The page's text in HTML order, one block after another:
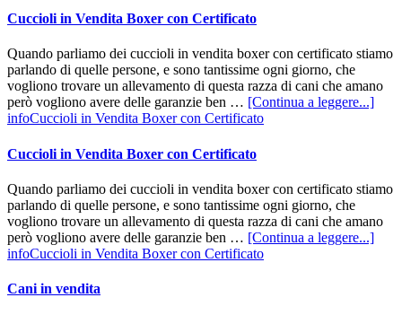
Cuccioli in Vendita Boxer con Certificato
Quando parliamo dei cuccioli in vendita boxer con certificato stiamo
parlando di quelle persone, e sono tantissime ogni giorno, che
vogliono trovare un allevamento di questa razza di cani che amano
però vogliono avere delle garanzie ben … [Continua a leggere...]
infoCuccioli in Vendita Boxer con Certificato
Cuccioli in Vendita Boxer con Certificato
Quando parliamo dei cuccioli in vendita boxer con certificato stiamo
parlando di quelle persone, e sono tantissime ogni giorno, che
vogliono trovare un allevamento di questa razza di cani che amano
però vogliono avere delle garanzie ben … [Continua a leggere...]
infoCuccioli in Vendita Boxer con Certificato
Cani in vendita